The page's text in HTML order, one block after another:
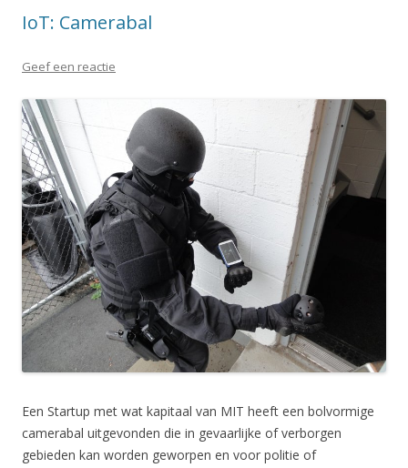
IoT: Camerabal
Geef een reactie
Een Startup met wat kapitaal van MIT heeft een bolvormige
camerabal uitgevonden die in gevaarlijke of verborgen
gebieden kan worden geworpen en voor politie of